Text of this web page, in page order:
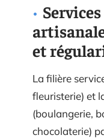
et
La filière
fleuristerie) et
(boulangerie,
chocolaterie)